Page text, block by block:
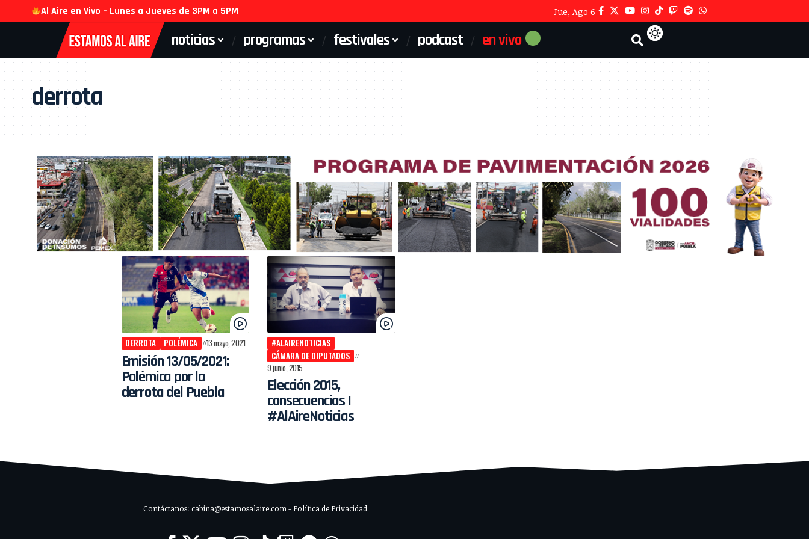
Al Aire en Vivo – Lunes a Jueves de 3PM a 5PM Jue, Ago 6
noticias programas festivales podcast en vivo
derrota
DERROTA POLÉMICA 13 mayo, 2021
Emisión 13/05/2021:
Polémica por la
derrota del Puebla
#ALAIRENOTICIAS
CÁMARA DE DIPUTADOS
9 junio, 2015
Elección 2015,
consecuencias |
#AlAireNoticias
Contáctanos: cabina@estamosalaire.com - Política de Privacidad